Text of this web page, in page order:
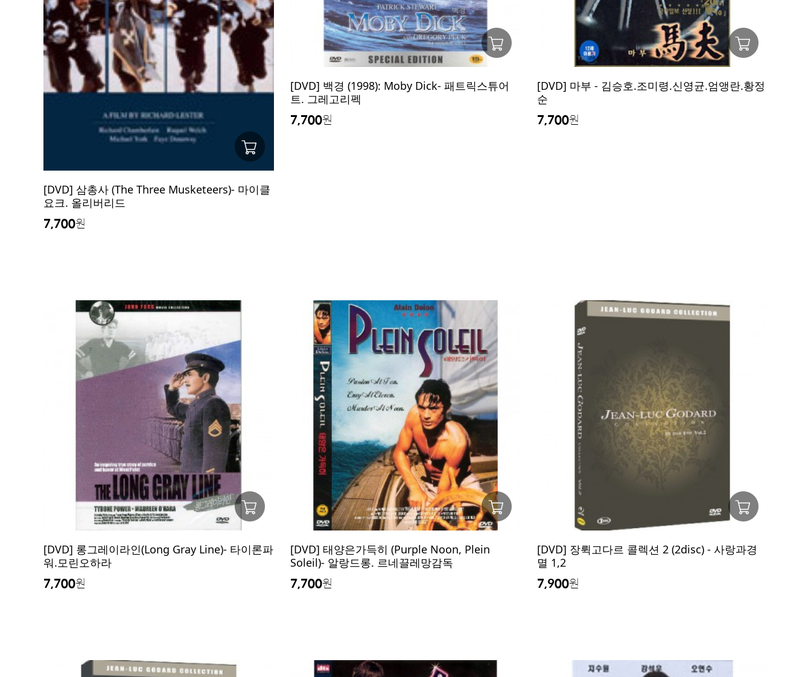
[DVD] 삼총사 (The Three Musketeers)- 마이클
요크. 올리버리드
7,700원
[DVD] 백경 (1998): Moby Dick- 패트릭스튜어
트. 그레고리펙
7,700원
[DVD] 마부 - 김승호.조미령.신영균.엄앵란.황정
순
7,700원
[DVD] 롱그레이라인(Long Gray Line)- 타이론파
워.모린오하라
7,700원
[DVD] 태양은가득히 (Purple Noon, Plein
Soleil)- 알랑드롱. 르네끌레망감독
7,700원
[DVD] 장뤽고다르 콜렉션 2 (2disc) - 사랑과경
멸 1,2
7,900원